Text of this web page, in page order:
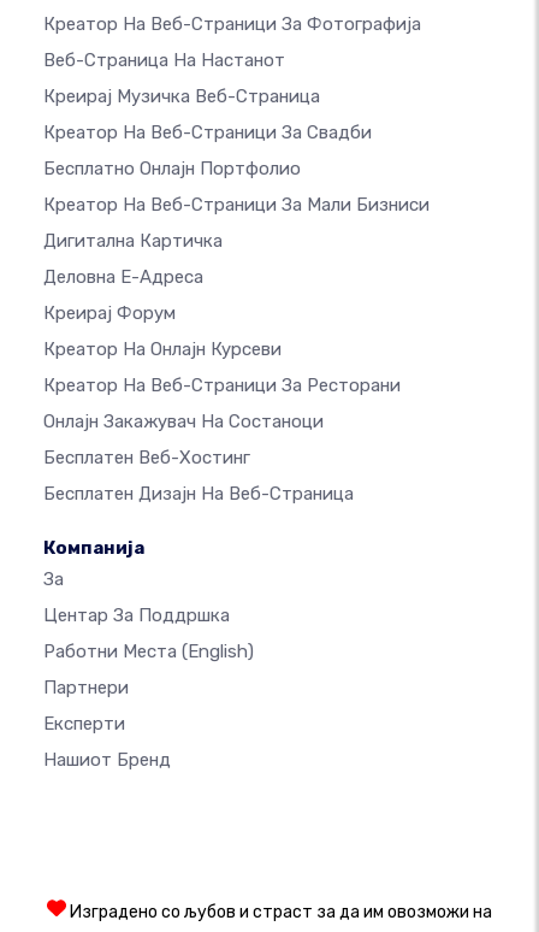
Креатор На Веб-Страници За Фотографија
Веб-Страница На Настанот
Креирај Музичка Веб-Страница
Креатор На Веб-Страници За Свадби
Бесплатно Онлајн Портфолио
Креатор На Веб-Страници За Мали Бизниси
Дигитална Картичка
Деловна Е-Адреса
Креирај Форум
Креатор На Онлајн Курсеви
Креатор На Веб-Страници За Ресторани
Онлајн Закажувач На Состаноци
Бесплатен Веб-Хостинг
Бесплатен Дизајн На Веб-Страница
Компанија
За
Центар За Поддршка
Работни Места (English)
Партнери
Експерти
Нашиот Бренд
Изградено со љубов и страст за да им овозможи на